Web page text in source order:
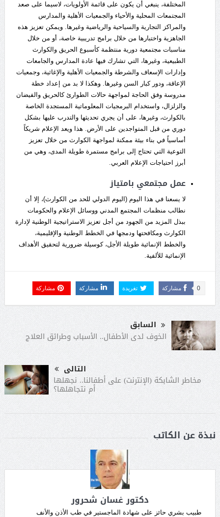
المختلفة، ينبغي أن يكون على قائمة الأولويات، لاسيما على صعد
المجتمعات المحلية والأحياء والجمعيات الأهلية والمدارس
والمراكز التجارية والسياحية والرياضية وغيرها. ويمكن تعزيز هذه
الجاهزية واختبارها من خلال برامج تدريبية خاصة، أو من خلال
مناسبات مجتمعية دورية منتظمة كأسبوع الحريق والكوارث
الطبيعية، وغيرها، التي تشارك فيها عادة المدارس والجامعات
وإدارات الإسعاف والشرطة والجمعيات الأهلية والإغاثية، وجمعيات
الإعاقة، ودور كبار السن وغيرها. وهكذا لا بد من إعداد خطة
مدروسة وفق الحاجة لمواجهة حالات الطوارئ كالحريق والفيضان
والزلزال، واستخدام البرمجيات المعلوماتية المستجدة الخاصة
بالكوارث، وغيرها، على أن يجري تحديثها والتدرب عليها بشكل
دوري من قبل المتواجدين على الأرض. هذا ويعد الإعلام شريكاً
أساسياً في بناء بيئة ممكنة لمواجهة الكوارث من خلال تعزيز
التوعية التي تحتاج إلى برامج مستمرة طويلة المدى، وهي من
أبرز احتياجات الإعلام العربي.
عمل مجتمعي بامتياز
لا يسعنا في هذا اليوم (اليوم الدولي للحد من الكوارث)، إلا أن
نطالب منظمات المجتمع المدني ووسائل الإعلام والحكومات
ببذل المزيد من الجهود من أجل تعزيز الاستراتيجية الوطنية لإدارة
الكوارث ومكافحتها ودمجها في الخطط الوطنية والإقليمية،
والخطط الإنمائية طويلة الأجل، كوسيلة ضرورية لتحقيق الأهداف
الإنمائية للألفية.
مشاركة 0 تغريدة مشاركة مشاركة
السابق
الخوف لدى الأطفال.. الأسباب وطرائق العلاج
التالى
مخاطر الشابكة (الإنترنت) على أطفالنا.. نجهلها
أم نتجاهلها؟
نبذة عن الكاتب
دكتور غسان شحرور
طبيب بشري حائز على شهادة الماجستير في طب الأذن والأنف